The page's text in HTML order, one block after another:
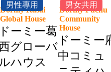
男性專用
Dormy Kasai
Global House
ドーミー葛
西グローバ
ハウス
男女共用
Dormy Fuchu
Community
House
ドーミー
中コミュ